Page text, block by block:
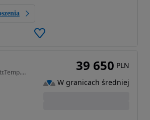
999 cm3 • 105 KM • Benzya105ps,ASO tylko 59t.km.Bezwp.Multi-f.Klimatr.Parktr.Temp.Alu,1wł 39 650 PLN
W granicach średniej